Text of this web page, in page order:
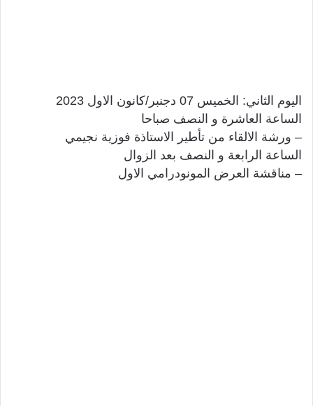
اليوم الثاني: الخميس 07 دجنبر/كانون الاول 2023
الساعة العاشرة و النصف صباحا
– ورشة الالقاء من تأطير الاستاذة فوزية نجيمي
الساعة الرابعة و النصف بعد الزوال
– مناقشة العرض المونودرامي الاول